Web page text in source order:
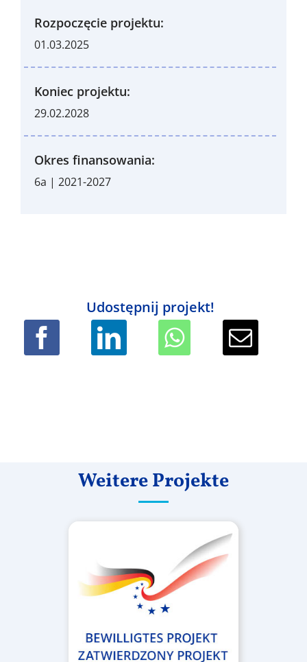
Rozpoczęcie projektu:
01.03.2025
Koniec projektu:
29.02.2028
Okres finansowania:
6a | 2021-2027
Udostępnij projekt!
Weitere Projekte